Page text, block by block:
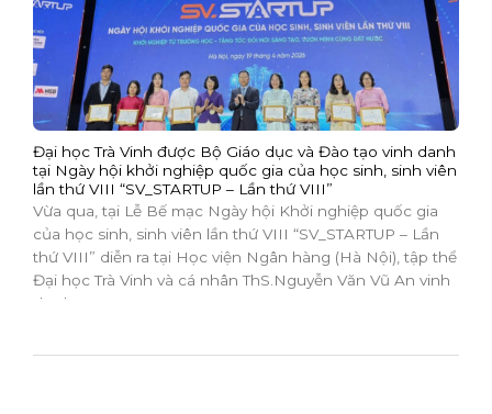
Đại học Trà Vinh được Bộ Giáo dục và Đào tạo vinh danh
tại Ngày hội khởi nghiệp quốc gia của học sinh, sinh viên
lần thứ VIII “SV_STARTUP – Lần thứ VIII”
Vừa qua, tại Lễ Bế mạc Ngày hội Khởi nghiệp quốc gia
của học sinh, sinh viên lần thứ VIII “SV_STARTUP – Lần
thứ VIII” diễn ra tại Học viện Ngân hàng (Hà Nội), tập thể
Đại học Trà Vinh và cá nhân ThS.Nguyễn Văn Vũ An vinh
dự được...